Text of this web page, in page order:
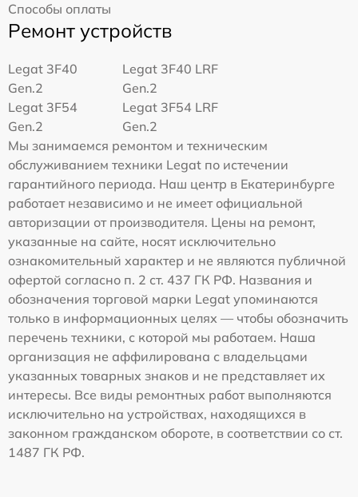
Способы оплаты
Ремонт устройств
Legat 3F40
Gen.2
Legat 3F40 LRF
Gen.2
Legat 3F54
Gen.2
Legat 3F54 LRF
Gen.2
Мы занимаемся ремонтом и техническим
обслуживанием техники Legat по истечении
гарантийного периода. Наш центр в Екатеринбурге
работает независимо и не имеет официальной
авторизации от производителя. Цены на ремонт,
указанные на сайте, носят исключительно
ознакомительный характер и не являются публичной
офертой согласно п. 2 ст. 437 ГК РФ. Названия и
обозначения торговой марки Legat упоминаются
только в информационных целях — чтобы обозначить
перечень техники, с которой мы работаем. Наша
организация не аффилирована с владельцами
указанных товарных знаков и не представляет их
интересы. Все виды ремонтных работ выполняются
исключительно на устройствах, находящихся в
законном гражданском обороте, в соответствии со ст.
1487 ГК РФ.